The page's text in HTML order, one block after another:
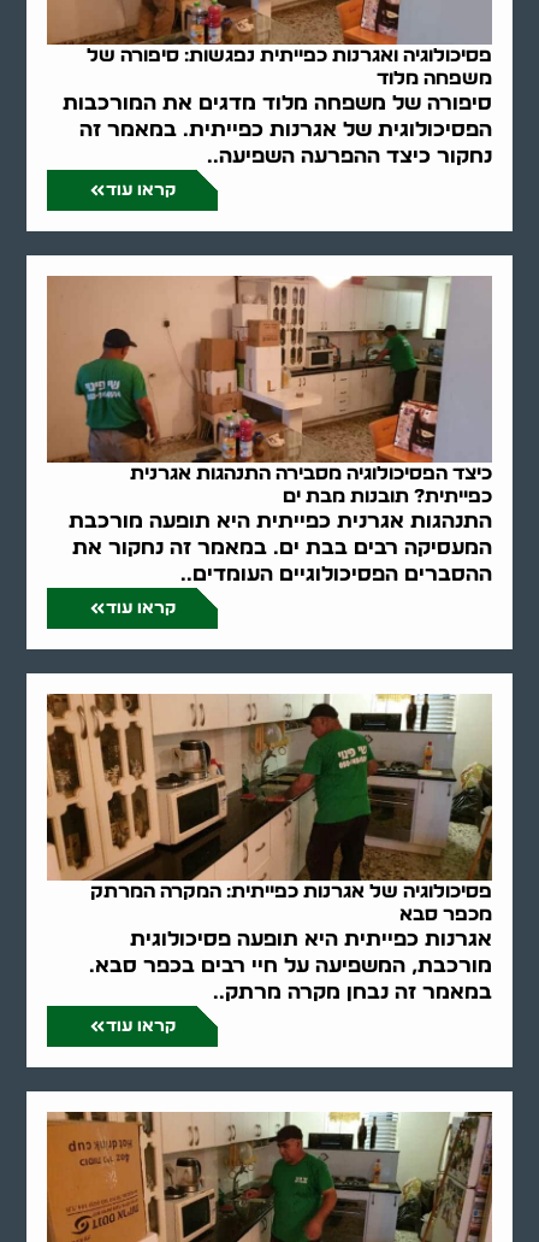
פסיכולוגיה ואגרנות כפייתית נפגשות: סיפורה של
משפחה מלוד
סיפורה של משפחה מלוד מדגים את המורכבות
הפסיכולוגית של אגרנות כפייתית. במאמר זה
נחקור כיצד ההפרעה השפיעה..
קראו עוד
כיצד הפסיכולוגיה מסבירה התנהגות אגרנית
כפייתית? תובנות מבת ים
התנהגות אגרנית כפייתית היא תופעה מורכבת
המעסיקה רבים בבת ים. במאמר זה נחקור את
ההסברים הפסיכולוגיים העומדים..
קראו עוד
פסיכולוגיה של אגרנות כפייתית: המקרה המרתק
מכפר סבא
אגרנות כפייתית היא תופעה פסיכולוגית
מורכבת, המשפיעה על חיי רבים בכפר סבא.
במאמר זה נבחן מקרה מרתק..
קראו עוד